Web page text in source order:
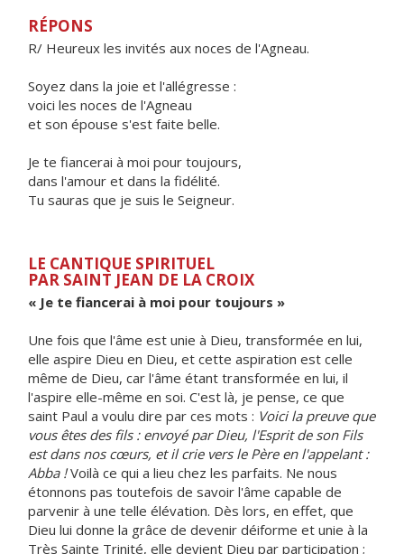
RÉPONS
R/ Heureux les invités aux noces de l'Agneau.
Soyez dans la joie et l'allégresse :
voici les noces de l'Agneau
et son épouse s'est faite belle.
Je te fiancerai à moi pour toujours,
dans l'amour et dans la fidélité.
Tu sauras que je suis le Seigneur.
LE CANTIQUE SPIRITUEL
PAR SAINT JEAN DE LA CROIX
« Je te fiancerai à moi pour toujours »
Une fois que l'âme est unie à Dieu, transformée en lui,
elle aspire Dieu en Dieu, et cette aspiration est celle
même de Dieu, car l'âme étant transformée en lui, il
l'aspire elle-même en soi. C'est là, je pense, ce que
saint Paul a voulu dire par ces mots : Voici la preuve que
vous êtes des fils : envoyé par Dieu, l'Esprit de son Fils
est dans nos cœurs, et il crie vers le Père en l'appelant :
Abba !Voilà ce qui a lieu chez les parfaits. Ne nous
étonnons pas toutefois de savoir l'âme capable de
parvenir à une telle élévation. Dès lors, en effet, que
Dieu lui donne la grâce de devenir déiforme et unie à la
Très Sainte Trinité, elle devient Dieu par participation ;